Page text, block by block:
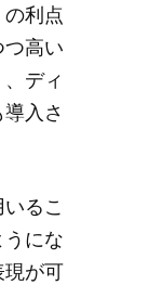
利点
高い
ディ
入さ
るこ
にな
現が可